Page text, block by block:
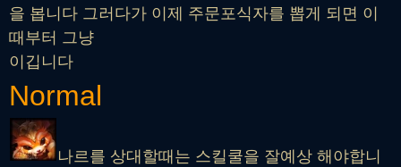
을 봅니다 그러다가 이제 주문포식자를 뽑게 되면 이
때부터 그냥
이깁니다
Normal
나르를 상대할때는 스킬쿨을 잘예상 해야합니